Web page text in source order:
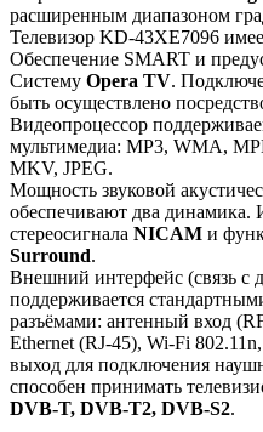
расширенным диапазоном
Телевизор KD-43XE7096
Обеспечение SMART и
Систему Opera TV.
быть осуществлено
Видеопроцессор
мультимедиа: MP3, WMA,
MKV, JPEG.
Мощность звуковой
обеспечивают два динамика.
стереосигнала NICAM и
Surround.
Внешний интерфейс (связь с
поддерживается
разъёмами: антенный вход
Ethernet (RJ-45), Wi-Fi
выход для подключения
способен принимать
DVB-T, DVB-T2, DVB-S2.